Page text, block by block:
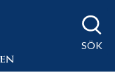
SÖK